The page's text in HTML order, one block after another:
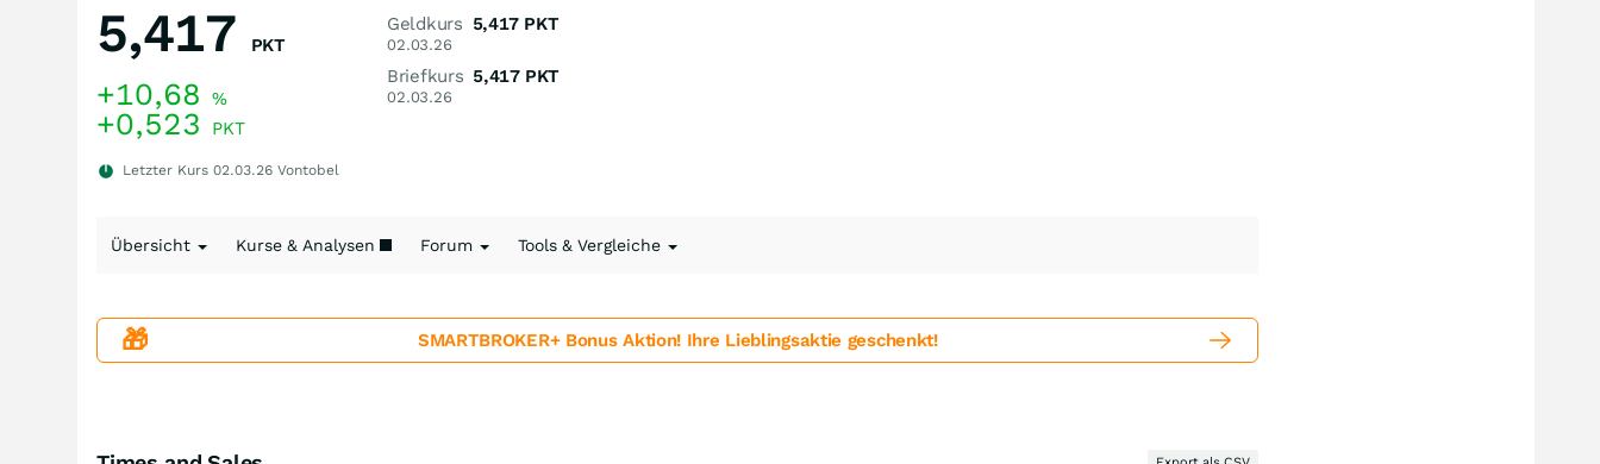
5,417 PKT
+10,68 %
+0,523 PKT
Letzter Kurs 02.03.26 Vontobel
Geldkurs
02.03.26
5,417 PKT
Briefkurs
02.03.26
5,417 PKT
Übersicht Kurse & Analysen Forum Tools & Vergleiche
🎁 SMARTBROKER+ Bonus Aktion! Ihre Lieblingsaktie geschenkt!